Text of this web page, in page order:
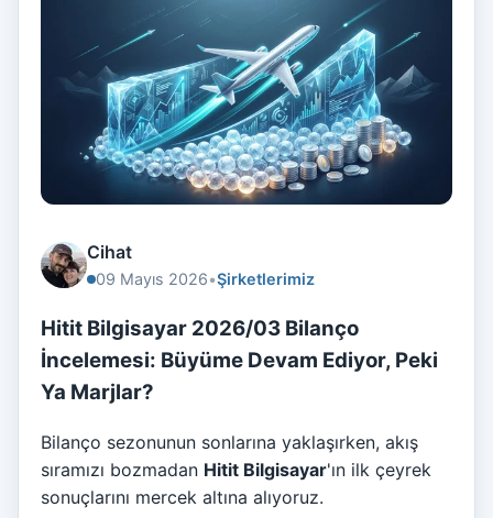
Cihat
09 Mayıs 2026•Şirketlerimiz
Hitit Bilgisayar 2026/03 Bilanço
İncelemesi: Büyüme Devam Ediyor, Peki
Ya Marjlar?
Bilanço sezonunun sonlarına yaklaşırken, akış
sıramızı bozmadan Hitit Bilgisayar'ın ilk çeyrek
sonuçlarını mercek altına alıyoruz.